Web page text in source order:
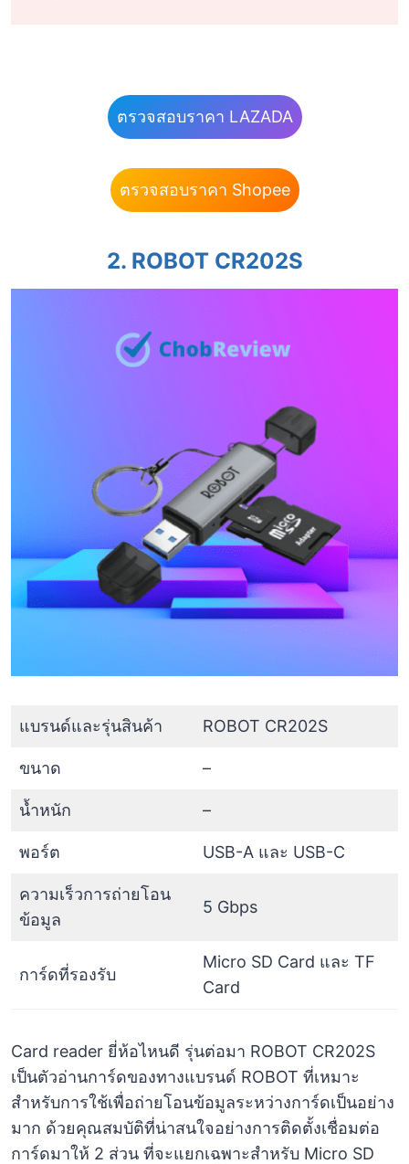
ตรวจสอบราคา LAZADA
ตรวจสอบราคา Shopee
2. ROBOT CR202S
แบรนด์และรุ่นสินค้า ROBOT CR202S
ขนาด –
น้ำหนัก –
พอร์ต USB-A และ USB-C
ความเร็วการถ่ายโอน
ข้อมูล
5 Gbps
การ์ดที่รองรับ
Micro SD Card และ TF
Card
Card reader ยี่ห้อไหนดี รุ่นต่อมา ROBOT CR202S
เป็นตัวอ่านการ์ดของทางแบรนด์ ROBOT ที่เหมาะ
สำหรับการใช้เพื่อถ่ายโอนข้อมูลระหว่างการ์ดเป็นอย่าง
มาก ด้วยคุณสมบัติที่น่าสนใจอย่างการติดตั้งเชื่อมต่อ
การ์ดมาให้ 2 ส่วน ที่จะแยกเฉพาะสำหรับ Micro SD